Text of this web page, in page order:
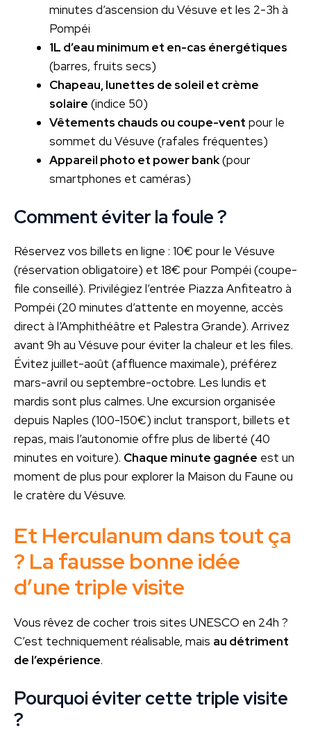
minutes d’ascension du Vésuve et les 2-3h à
Pompéi
1L d’eau minimum et en-cas énergétiques
(barres, fruits secs)
Chapeau, lunettes de soleil et crème
solaire (indice 50)
Vêtements chauds ou coupe-vent pour le
sommet du Vésuve (rafales fréquentes)
Appareil photo et power bank(pour
smartphones et caméras)
Comment éviter la foule ?
Réservez vos billets en ligne : 10€ pour le Vésuve
(réservation obligatoire) et 18€ pour Pompéi (coupe-
file conseillé). Privilégiez l’entrée Piazza Anfiteatro à
Pompéi (20 minutes d’attente en moyenne, accès
direct à l’Amphithéâtre et Palestra Grande). Arrivez
avant 9h au Vésuve pour éviter la chaleur et les files.
Évitez juillet-août (affluence maximale), préférez
mars-avril ou septembre-octobre. Les lundis et
mardis sont plus calmes. Une excursion organisée
depuis Naples (100-150€) inclut transport, billets et
repas, mais l’autonomie offre plus de liberté (40
minutes en voiture). Chaque minute gagnée est un
moment de plus pour explorer la Maison du Faune ou
le cratère du Vésuve.
Et Herculanum dans tout ça
? La fausse bonne idée
d’une triple visite
Vous rêvez de cocher trois sites UNESCO en 24h ?
C’est techniquement réalisable, mais au détriment
de l’expérience.
Pourquoi éviter cette triple visite
?